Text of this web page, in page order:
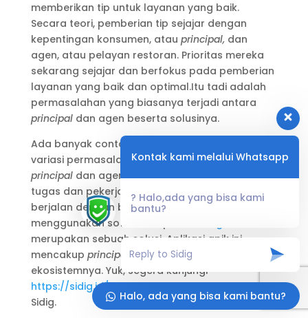
memberikan tip untuk layanan yang baik.
Secara teori, pemberian tip sejajar dengan
kepentingan konsumen, atau principal, dan
agen, atau pelayan restoran. Prioritas mereka
sekarang sejajar dan berfokus pada pemberian
layanan yang baik dan optimal.Itu tadi adalah
permasalahan yang biasanya terjadi antara
principal dan agen beserta solusinya.
Ada banyak contoh dan juga cara mengatasi
variasi permasalahan yang terjadi antara
principal dan agen. Salah satu cara supaya
tugas dan pekerjaan principal
dan agen
berjalan dengan baik dan lancar adalah
menggunakan software aplikasi.
merupakan sebuah solusi. Aplikasi apik ini
mencakup principal dan agen sebagai
ekosistemnya. Yuk, segera kunjungi
https://sidig.id/dan pelajari lebih jauh mengenai
Sidig.
Kontak kami melalui Whatsapp
? Halo,ada yang bisa kami
bantu?
Halo, ada yang bisa kami bantu?